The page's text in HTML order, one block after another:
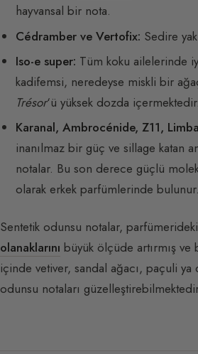
hayvansal bir nota.
Cédramber ve Vertofix: Sedire
Iso-e super: Tüm koku ailelerinde
kadifemsi, neredeyse miskli bir
Trésor‘ü yüksek dozda içermektedir.
Karanal, Ambrocénide, Z11,
inanılmaz bir güç ve sillage katan
notalar. Bu son derece güçlü
olarak erkek parfümlerinde bulunur.
Sentetik odunsu notalar, parfümerideki
olanaklarını büyük ölçüde artırmış ve
içinde vetiver, sandal ağacı, paçuli
odunsu notaları